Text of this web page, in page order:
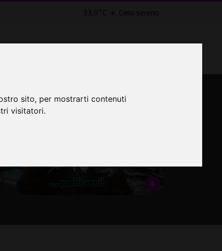
sito, per mostrarti contenuti
visitatori.
33,9°C Cielo sereno